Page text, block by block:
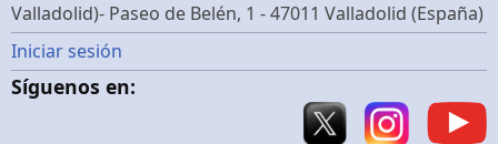
Valladolid)- Paseo de Belén, 1 - 47011 Valladolid (España)
Menú
de
Iniciar sesión
Síguenos en: